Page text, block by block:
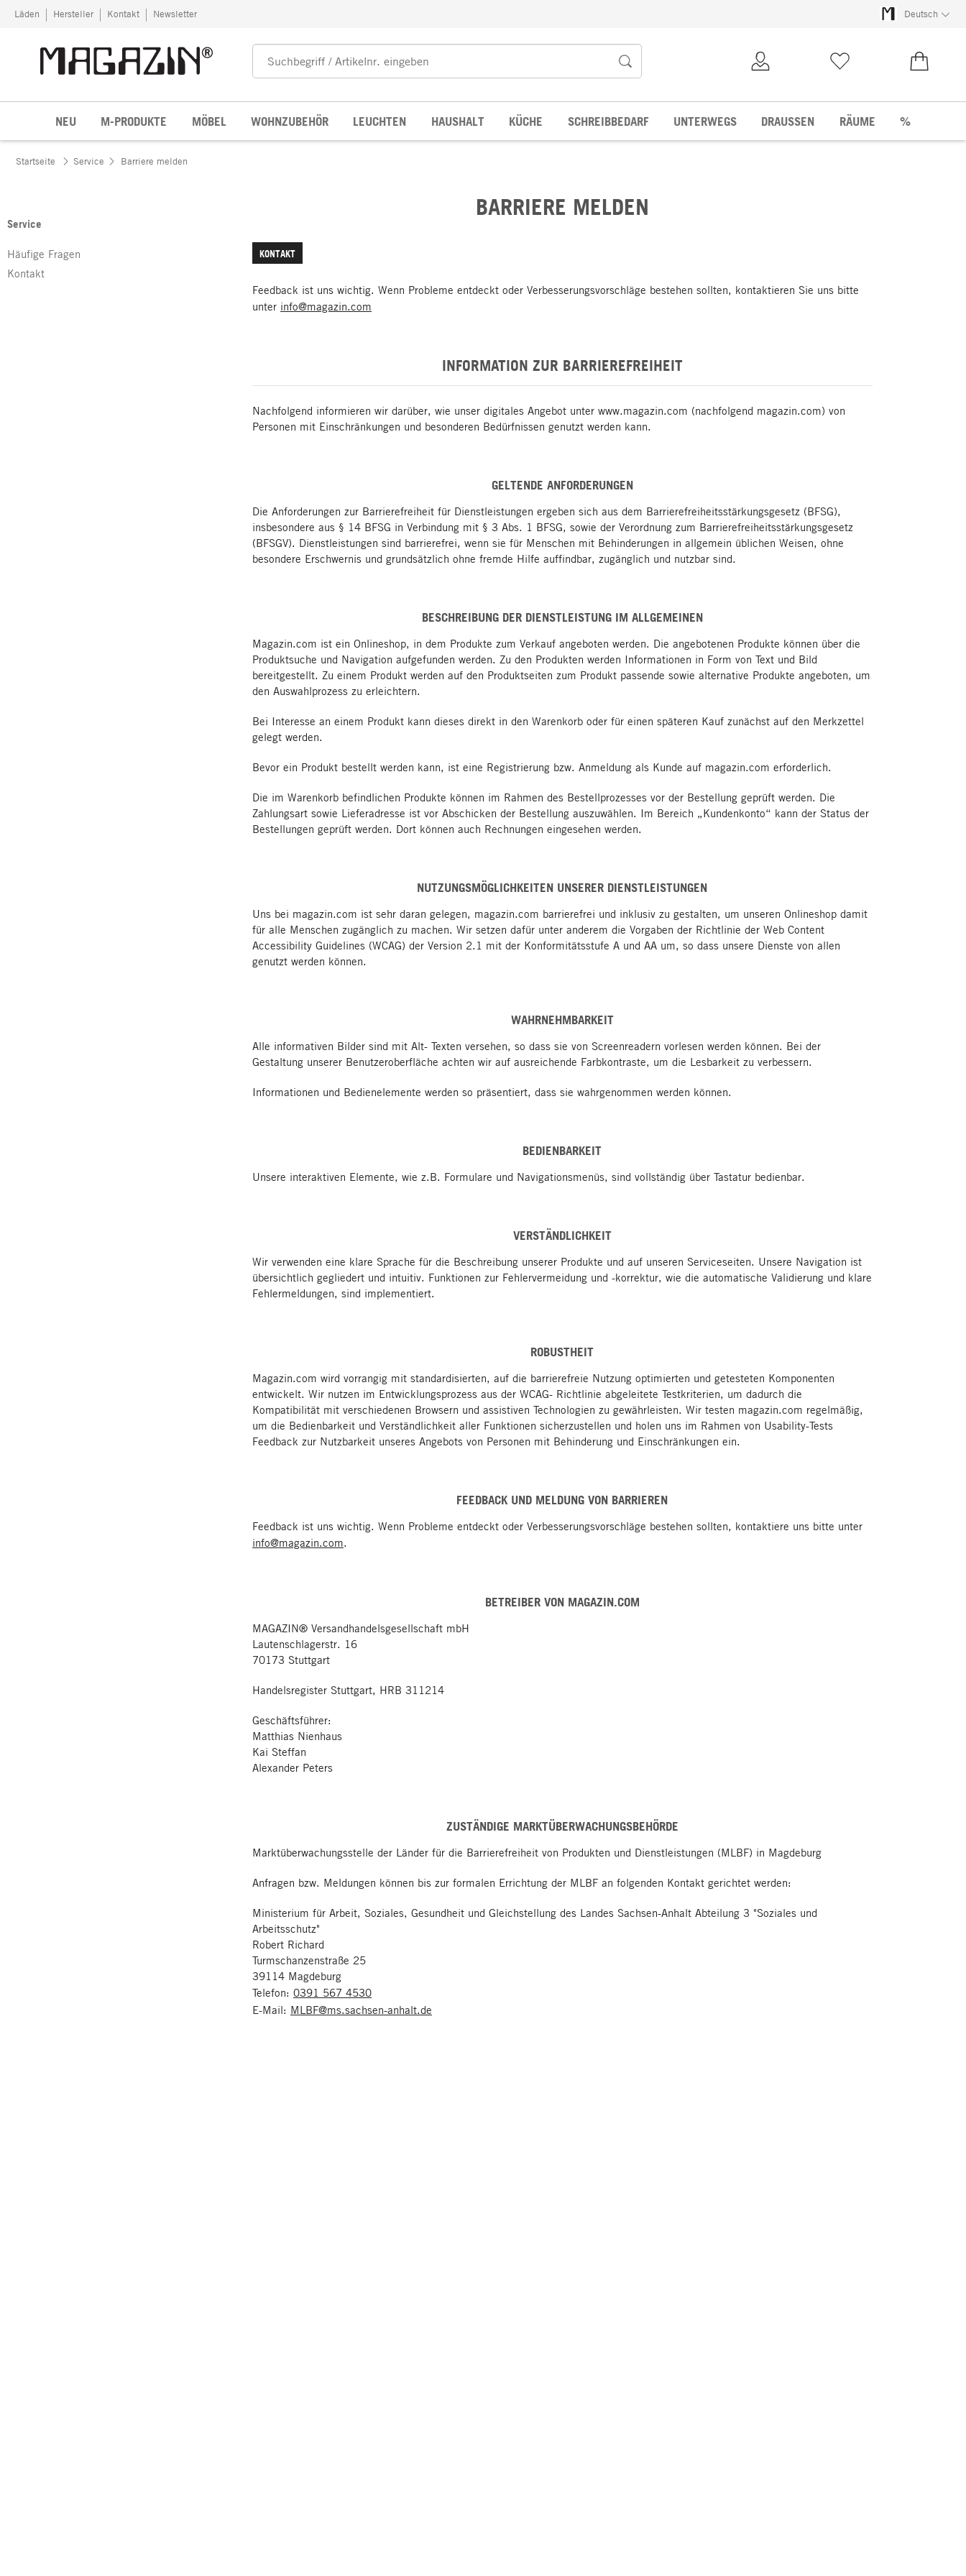
Zum Inhalt springen
Läden Hersteller Kontakt Newsletter Deutsch
NEU M-PRODUKTE MÖBEL WOHNZUBEHÖR LEUCHTEN HAUSHALT KÜCHE SCHREIBBEDARF UNTERWEGS DRAUSSEN RÄUME %
Startseite Service Barriere melden
Service
Häufige Fragen
Kontakt
BARRIERE MELDEN
KONTAKT
Feedback ist uns wichtig. Wenn Probleme entdeckt oder Verbesserungsvorschläge bestehen sollten, kontaktieren Sie uns bitte
unter info@magazin.com
INFORMATION ZUR BARRIEREFREIHEIT
Nachfolgend informieren wir darüber, wie unser digitales Angebot unter www.magazin.com (nachfolgend magazin.com) von
Personen mit Einschränkungen und besonderen Bedürfnissen genutzt werden kann.
GELTENDE ANFORDERUNGEN
Die Anforderungen zur Barrierefreiheit für Dienstleistungen ergeben sich aus dem Barrierefreiheitsstärkungsgesetz (BFSG),
insbesondere aus § 14 BFSG in Verbindung mit § 3 Abs. 1 BFSG, sowie der Verordnung zum Barrierefreiheitsstärkungsgesetz
(BFSGV). Dienstleistungen sind barrierefrei, wenn sie für Menschen mit Behinderungen in allgemein üblichen Weisen, ohne
besondere Erschwernis und grundsätzlich ohne fremde Hilfe auffindbar, zugänglich und nutzbar sind.
BESCHREIBUNG DER DIENSTLEISTUNG IM ALLGEMEINEN
Magazin.com ist ein Onlineshop, in dem Produkte zum Verkauf angeboten werden. Die angebotenen Produkte können über die
Produktsuche und Navigation aufgefunden werden. Zu den Produkten werden Informationen in Form von Text und Bild
bereitgestellt. Zu einem Produkt werden auf den Produktseiten zum Produkt passende sowie alternative Produkte angeboten, um
den Auswahlprozess zu erleichtern.
Bei Interesse an einem Produkt kann dieses direkt in den Warenkorb oder für einen späteren Kauf zunächst auf den Merkzettel
gelegt werden.
Bevor ein Produkt bestellt werden kann, ist eine Registrierung bzw. Anmeldung als Kunde auf magazin.com erforderlich.
Die im Warenkorb befindlichen Produkte können im Rahmen des Bestellprozesses vor der Bestellung geprüft werden. Die
Zahlungsart sowie Lieferadresse ist vor Abschicken der Bestellung auszuwählen. Im Bereich „Kundenkonto“ kann der Status der
Bestellungen geprüft werden. Dort können auch Rechnungen eingesehen werden.
NUTZUNGSMÖGLICHKEITEN UNSERER DIENSTLEISTUNGEN
Uns bei magazin.com ist sehr daran gelegen, magazin.com barrierefrei und inklusiv zu gestalten, um unseren Onlineshop damit
für alle Menschen zugänglich zu machen. Wir setzen dafür unter anderem die Vorgaben der Richtlinie der Web Content
Accessibility Guidelines (WCAG) der Version 2.1 mit der Konformitätsstufe A und AA um, so dass unsere Dienste von allen
genutzt werden können.
WAHRNEHMBARKEIT
Alle informativen Bilder sind mit Alt- Texten versehen, so dass sie von Screenreadern vorlesen werden können. Bei der
Gestaltung unserer Benutzeroberfläche achten wir auf ausreichende Farbkontraste, um die Lesbarkeit zu verbessern.
Informationen und Bedienelemente werden so präsentiert, dass sie wahrgenommen werden können.
BEDIENBARKEIT
Unsere interaktiven Elemente, wie z.B. Formulare und Navigationsmenüs, sind vollständig über Tastatur bedienbar.
VERSTÄNDLICHKEIT
Wir verwenden eine klare Sprache für die Beschreibung unserer Produkte und auf unseren Serviceseiten. Unsere Navigation ist
übersichtlich gegliedert und intuitiv. Funktionen zur Fehlervermeidung und -korrektur, wie die automatische Validierung und klare
Fehlermeldungen, sind implementiert.
ROBUSTHEIT
Magazin.com wird vorrangig mit standardisierten, auf die barrierefreie Nutzung optimierten und getesteten Komponenten
entwickelt. Wir nutzen im Entwicklungsprozess aus der WCAG- Richtlinie abgeleitete Testkriterien, um dadurch die
Kompatibilität mit verschiedenen Browsern und assistiven Technologien zu gewährleisten. Wir testen magazin.com regelmäßig,
um die Bedienbarkeit und Verständlichkeit aller Funktionen sicherzustellen und holen uns im Rahmen von Usability-Tests
Feedback zur Nutzbarkeit unseres Angebots von Personen mit Behinderung und Einschränkungen ein.
FEEDBACK UND MELDUNG VON BARRIEREN
Feedback ist uns wichtig. Wenn Probleme entdeckt oder Verbesserungsvorschläge bestehen sollten, kontaktiere uns bitte unter
info@magazin.com.
BETREIBER VON MAGAZIN.COM
MAGAZIN® Versandhandelsgesellschaft mbH
Lautenschlagerstr. 16
70173 Stuttgart
Handelsregister Stuttgart, HRB 311214
Geschäftsführer:
Matthias Nienhaus
Kai Steffan
Alexander Peters
ZUSTÄNDIGE MARKTÜBERWACHUNGSBEHÖRDE
Marktüberwachungsstelle der Länder für die Barrierefreiheit von Produkten und Dienstleistungen (MLBF) in Magdeburg
Anfragen bzw. Meldungen können bis zur formalen Errichtung der MLBF an folgenden Kontakt gerichtet werden:
Ministerium für Arbeit, Soziales, Gesundheit und Gleichstellung des Landes Sachsen-Anhalt Abteilung 3 "Soziales und
Arbeitsschutz"
Robert Richard
Turmschanzenstraße 25
39114 Magdeburg
Telefon: 0391 567 4530
E-Mail: MLBF@ms.sachsen-anhalt.de